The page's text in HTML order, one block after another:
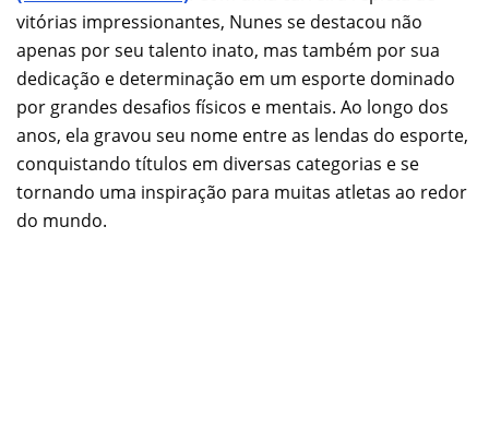
vitórias impressionantes, Nunes se destacou não
apenas por seu talento inato, mas também por sua
dedicação e determinação em um esporte dominado
por grandes desafios físicos e mentais. Ao longo dos
anos, ela gravou seu nome entre as lendas do esporte,
conquistando títulos em diversas categorias e se
tornando uma inspiração para muitas atletas ao redor
do mundo.